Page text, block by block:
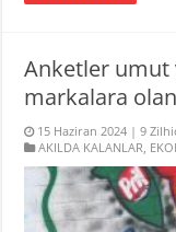
Anketler umut
markalara
15 Haziran 2024 | 9
AKILDA KALANLAR,